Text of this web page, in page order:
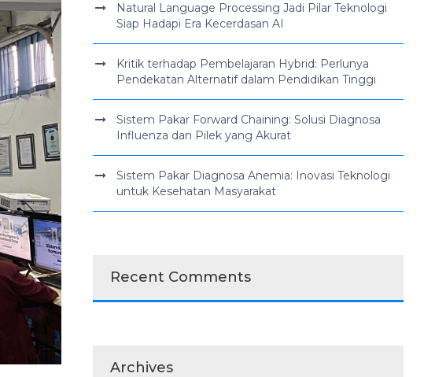
Natural Language Processing Jadi Pilar Teknologi
Siap Hadapi Era Kecerdasan AI
Kritik terhadap Pembelajaran Hybrid: Perlunya
Pendekatan Alternatif dalam Pendidikan Tinggi
Sistem Pakar Forward Chaining: Solusi Diagnosa
Influenza dan Pilek yang Akurat
Sistem Pakar Diagnosa Anemia: Inovasi Teknologi
untuk Kesehatan Masyarakat
Recent Comments
Archives